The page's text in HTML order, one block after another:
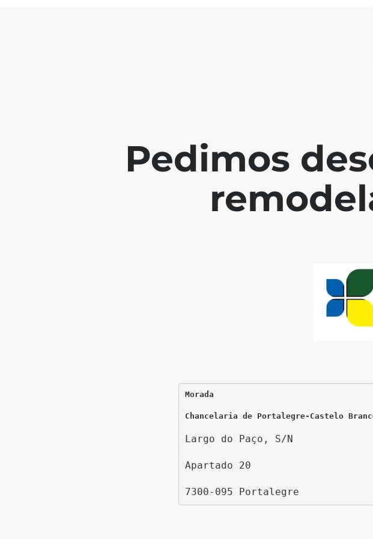
Pedimos
Morada
Chancelaria de Portalegre-Castelo
Largo do Paço, S/N
Apartado 20
7300-095 Portalegre